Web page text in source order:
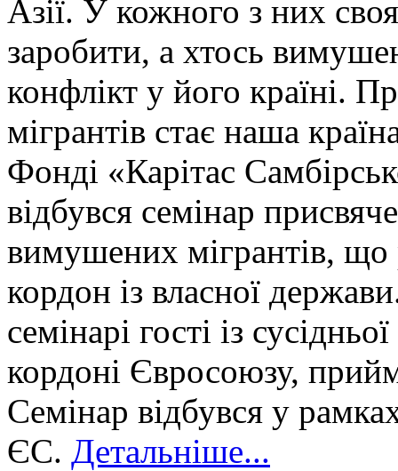
Азії. У кожного з них
заробити, а хтось
конфлікт у його країні.
мігрантів стає наша
Фонді «Карітас
відбувся семінар
вимушених мігрантів, що
кордон із власної
семінарі гості із
кордоні Євросоюзу,
Семінар відбувся у
ЄС. Детальніше...